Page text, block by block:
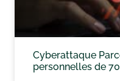
Cyberattaque
personnelles de